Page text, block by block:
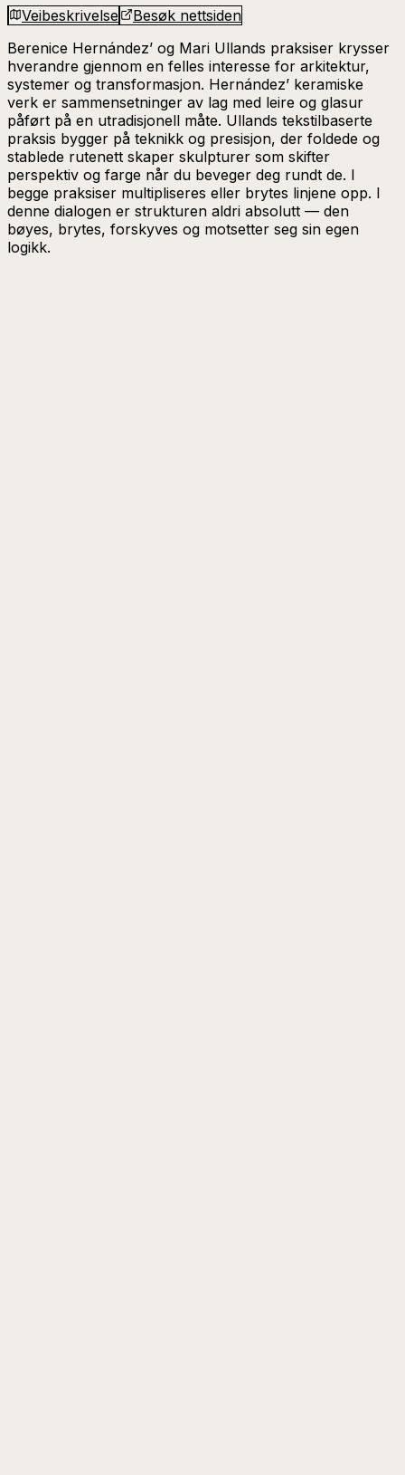
Veibeskrivelse
Besøk nettsiden
Berenice Hernández’ og Mari Ullands praksiser krysser
hverandre gjennom en felles interesse for arkitektur,
systemer og transformasjon. Hernández’ keramiske
verk er sammensetninger av lag med leire og glasur
påført på en utradisjonell måte. Ullands tekstilbaserte
praksis bygger på teknikk og presisjon, der foldede og
stablede rutenett skaper skulpturer som skifter
perspektiv og farge når du beveger deg rundt de. I
begge praksiser multipliseres eller brytes linjene opp. I
denne dialogen er strukturen aldri absolutt — den
bøyes, brytes, forskyves og motsetter seg sin egen
logikk.